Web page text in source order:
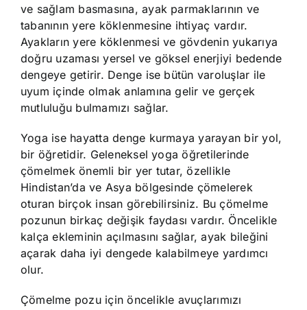
ve sağlam basmasına, ayak parmaklarının ve
tabanının yere köklenmesine ihtiyaç vardır.
Ayakların yere köklenmesi ve gövdenin yukarıya
doğru uzaması yersel ve göksel enerjiyi bedende
dengeye getirir. Denge ise bütün varoluşlar ile
uyum içinde olmak anlamına gelir ve gerçek
mutluluğu bulmamızı sağlar.
Yoga ise hayatta denge kurmaya yarayan bir yol,
bir öğretidir. Geleneksel yoga öğretilerinde
çömelmek önemli bir yer tutar, özellikle
Hindistan’da ve Asya bölgesinde çömelerek
oturan birçok insan görebilirsiniz. Bu çömelme
pozunun birkaç değişik faydası vardır. Öncelikle
kalça ekleminin açılmasını sağlar, ayak bileğini
açarak daha iyi dengede kalabilmeye yardımcı
olur.
Çömelme pozu için öncelikle avuçlarımızı